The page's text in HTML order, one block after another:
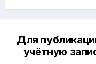
Для
учётную